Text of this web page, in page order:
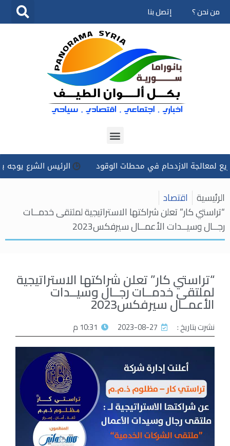
تخطى
من نحن ؟ إتصل بنا
الازدحام في محطات الوقود الرئيس الشرع يوجه بتسخير
الرئيسية اقتصاد
“تراستي كار” تعلن شراكتها الاستراتيجية لملتقى خدمــات
رجــال وسيــدات الأعمــال سيرفكس2023
“تراستي كار” تعلن شراكتها الاستراتيجية
لملتقى خدمــات رجــال وسيــدات
الأعمــال سيرفكس2023
نشرت بتاريخ : 2023-08-27 10:31 م